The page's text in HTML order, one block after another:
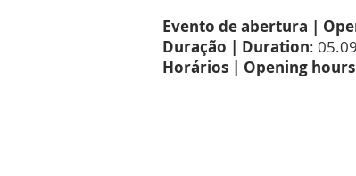
Evento de abertura |
Duração | Duration:
Horários | Opening hours